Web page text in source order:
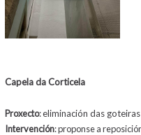
Capela da Corticela
Proxecto:eliminación das
Intervención:proponse a